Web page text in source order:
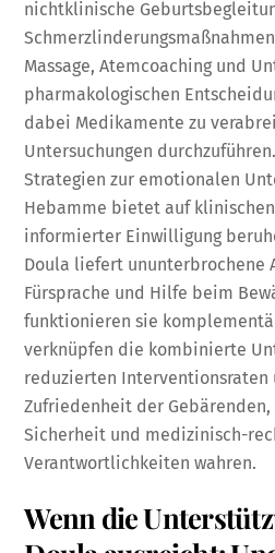
nichtklinische
Massage, Atemcoaching und
pharmakologischen
dabei Medikamente zu
Untersuchungen
Strategien zur emotionalen
Hebamme bietet auf
informierter Einwilligung
Doula liefert ununterbrochene
Fürsprache und Hilfe beim
funktionieren sie
verknüpfen die kombinierte
reduzierten Interventionsraten
Zufriedenheit der
Sicherheit und medizinisch-
Verantwortlichkeiten wahren.
Wenn die